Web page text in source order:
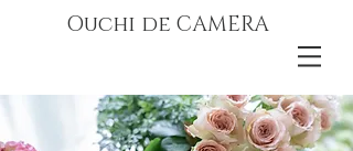
Ouchi de CAMERA